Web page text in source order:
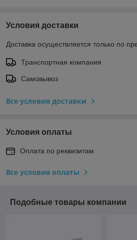
Условия доставки
Доставка осуществляется только по
Транспортная компания
Самовывоз
Все условия доставки
Условия оплаты
Оплата по реквизитам
Все условия оплаты
Подобные товары компании